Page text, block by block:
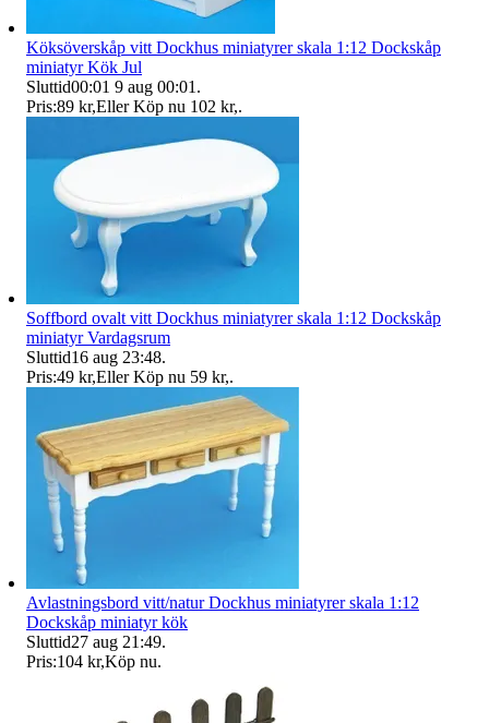
Köksöverskåp vitt Dockhus miniatyrer skala 1:12 Dockskåp
miniatyr Kök Jul
Sluttid00:01 9 aug 00:01 .
Pris:89 kr,Eller Köp nu 102 kr,.
Soffbord ovalt vitt Dockhus miniatyrer skala 1:12 Dockskåp
miniatyr Vardagsrum
Sluttid16 aug 23:48.
Pris:49 kr,Eller Köp nu 59 kr,.
Avlastningsbord vitt/natur Dockhus miniatyrer skala 1:12
Dockskåp miniatyr kök
Sluttid27 aug 21:49.
Pris:104 kr,Köp nu.